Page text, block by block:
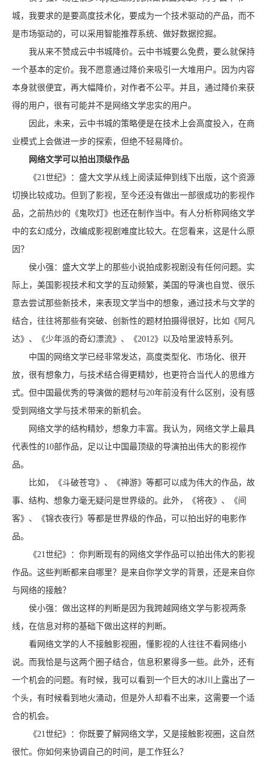
城，我要求的是要高度技术化，要成为一个技术驱动的产品，而不
是市场驱动的，可以采用智能推荐系统、做好数据挖掘。
我从来不赞成云中书城降价。云中书城要么免费，要么就保持
一个基本的定价。我不愿意通过降价来吸引一大堆用户。因为内容
本身就很便宜，再大幅降价，对作者不公平。并且，通过降价来获
得的用户，很有可能并不是网络文学忠实的用户。
因此，未来，云中书城的策略便是在技术上会高度投入，在商
业模式上会做进一步的探索，但绝不轻易降价。
网络文学可以拍出顶级作品
《21世纪》：盛大文学从线上阅读延伸到线下出版，这个资源
切换比较成功。但到了影视，至今还没有做出一部很成功的影视作
品，之前热炒的《鬼吹灯》也还在制作当中。有人分析称网络文学
中的玄幻成分，改编成影视剧难度比较大。在您看来，这是什么原
因？
侯小强：盛大文学上的那些小说拍成影视剧没有任何问题。实
际上，美国影视技术和文学的互动频繁，美国的导演也自觉、很乐
意去尝试那些新技术，来表现文学当中的想象，通过技术与文学的
结合，往往将那些有突破、创新性的题材拍摄得很好，比如《阿凡
达》、《少年派的奇幻漂流》、《2012》以及哈里波特系列。
中国的网络文学已经非常发达，高度类型化、市场化、很开
放，很有想象力，与技术结合得更精妙，也更符合当代人的思维方
式。但中国最优秀的导演做的题材与20年前没有什么区别，没有感
受到网络文学与技术带来的新机会。
网络文学的结构精妙，想象力丰富。我认为，网络文学上最具
代表性的10部作品，足以让中国最顶级的导演拍出伟大的影视作
品。
比如，《斗破苍穹》、《神游》等都可以成为伟大的作品，故
事、结构、想象力毫无疑问是世界级的。此外，《将夜》、《间
客》、《锦衣夜行》等都是世界级的作品，可以拍出好的电影作
品。
《21世纪》：你判断现有的网络文学作品可以拍出伟大的影视
作品。这些判断都来自哪里？是来自你学文学的背景，还是来自你
与网络的接触？
侯小强：做出这样的判断是因为我跨越网络文学与影视两条
线，在信息对称的基础下做出这样的判断。
看网络文学的人不接触影视圈，懂影视的人往往不看网络小
说。而我恰是与这两个圈子结合，信息积累得多一些。此外，还有
一个机会的问题。有时候，我可以看到一个巨大的冰川上露出了一
个头，有时候看到地火涌动，但是外人却看不出来，这需要一个适
合的机会。
《21世纪》：你既要了解网络文学，又是接触影视圈，这自然
很忙。你如何来协调自己的时间，是工作狂么？